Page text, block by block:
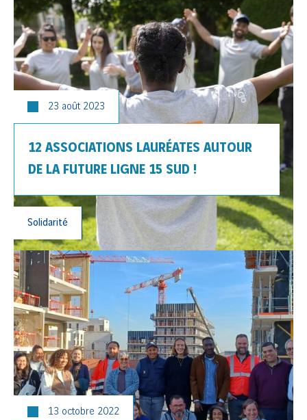
23 août 2023
12 ASSOCIATIONS LAURÉATES AUTOUR
DE LA FUTURE LIGNE 15 SUD !
Solidarité
13 octobre 2022